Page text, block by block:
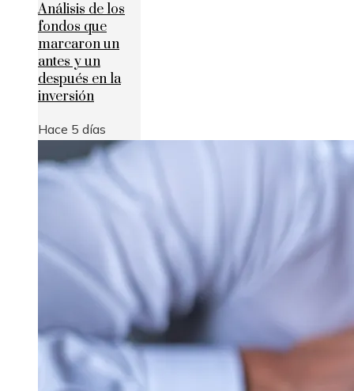
Análisis de los
fondos que
marcaron un
antes y un
después en la
inversión
Hace 5 días